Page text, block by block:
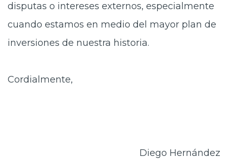
disputas o intereses externos, especialmente
cuando estamos en medio del mayor plan de
inversiones de nuestra historia.
Cordialmente,
Diego Hernández